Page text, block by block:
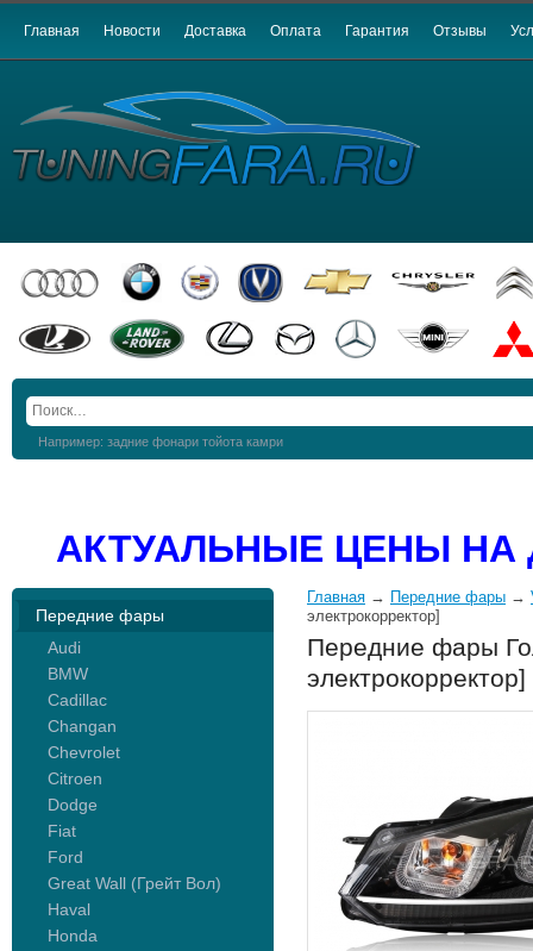
Главная Новости Доставка Оплата Гарантия Отзывы
Например: задние фонари тойота камри
АКТУАЛЬНЫЕ ЦЕНЫ
Передние фары
Audi
BMW
Cadillac
Changan
Chevrolet
Citroen
Dodge
Fiat
Ford
Great Wall (Грейт Вол)
Haval
Honda
Главная → Передние фары →
электрокорректор]
Передние фары
электрокорректор]